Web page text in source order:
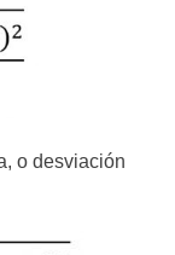
o desviación